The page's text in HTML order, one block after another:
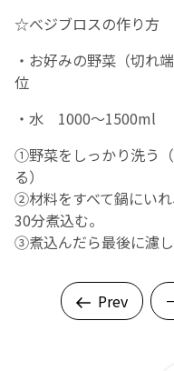
☆べジブロスの作り方
・お好みの野菜（切れ
位
・水 1000～
①野菜をしっかり洗う
る）
②材料をすべて鍋にい
30分煮込む。
③煮込んだら最後に濾し
Prev